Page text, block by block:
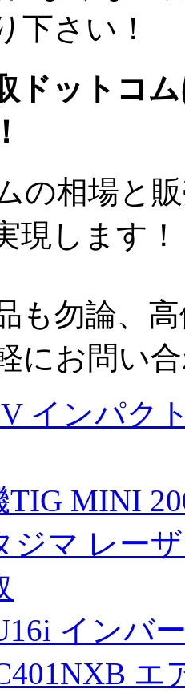
下さい！
ドットコ
の相場と
現します！
も勿論、
にお問い
インパク
TIG MINI
ジマ レー
インバ